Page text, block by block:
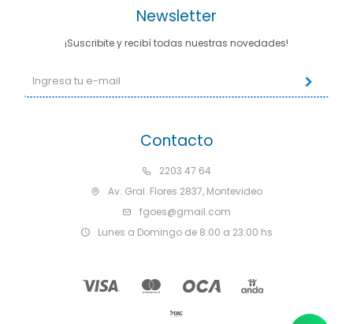
Contacto
2203 47 64
Av. Gral. Flores 2837, Montevideo
fgoes@gmail.com
Lunes a Domingo de 8:00 a 23:00 hs
Newsletter
¡Suscribite y recibí todas nuestras novedades!